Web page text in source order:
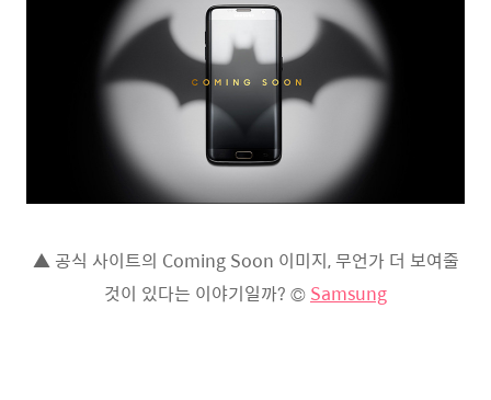
▲ 공식 사이트의 Coming Soon 이미지, 무언가 더 보여줄
것이 있다는 이야기일까? © Samsung